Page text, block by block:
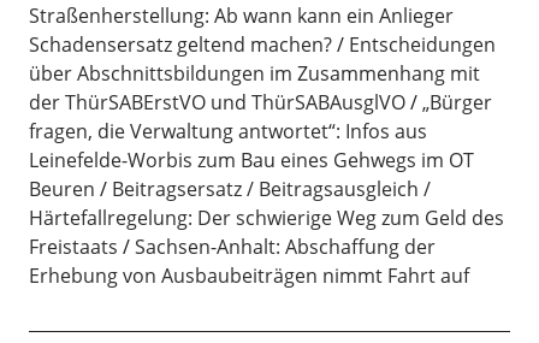
Straßenherstellung: Ab wann kann ein Anlieger
Schadensersatz geltend machen?
Entscheidungen
über Abschnittsbildungen im Zusammenhang mit
der ThürSABErstVO und ThürSABAusglVO
„Bürger
fragen, die Verwaltung antwortet“: Infos aus
Leinefelde-Worbis zum Bau eines Gehwegs im OT
Beuren
Beitragsersatz / Beitragsausgleich /
Härtefallregelung: Der schwierige Weg zum Geld des
Freistaats
Sachsen-Anhalt: Abschaffung der
Erhebung von Ausbaubeiträgen nimmt Fahrt auf